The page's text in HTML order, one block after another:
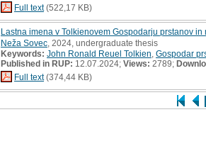
Full text(522,17 KB)
Lastna imena v Tolkienovem Gospodarju prstanov
Neža Sovec , 2024, undergraduate thesis
Keywords: John Ronald Reuel Tolkien Gospodar
Published in RUP: 12.07.2024; Views: 2789;
Full text(374,44 KB)